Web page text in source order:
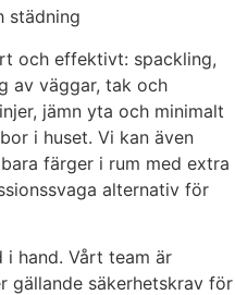
städning
och effektivt: spackling,
av väggar, tak och
jämn yta och minimalt
i huset. Vi kan även
färger i rum med extra
alternativ för
i hand. Vårt team är
gällande säkerhetskrav för